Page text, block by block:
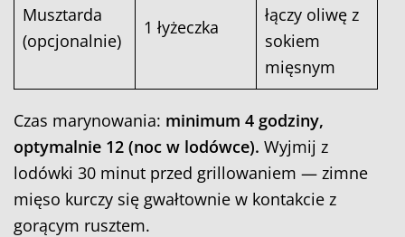
Musztarda
(opcjonalnie)
1 łyżeczka
łączy oliwę z
sokiem
mięsnym
Czas marynowania: minimum 4 godziny,
optymalnie 12 (noc w lodówce). Wyjmij z
lodówki 30 minut przed grillowaniem — zimne
mięso kurczy się gwałtownie w kontakcie z
gorącym rusztem.